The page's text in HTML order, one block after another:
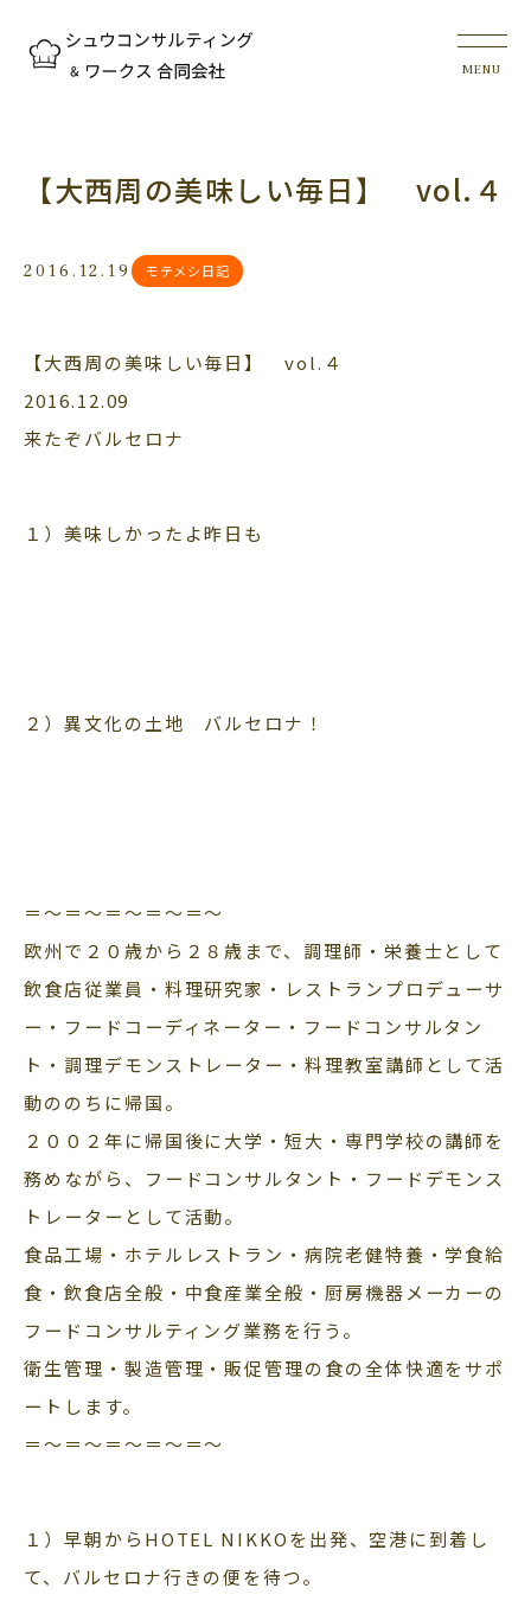
【大西周の美味しい毎日】 vol.４
2016.12.19 モテメシ日記
【大西周の美味しい毎日】 vol.４
2016.12.09
来たぞバルセロナ
１）美味しかったよ昨日も
２）異文化の土地 バルセロナ！
＝〜＝〜＝〜＝〜＝〜
欧州で２０歳から２８歳まで、調理師・栄養士として
飲食店従業員・料理研究家・レストランプロデューサ
ー・フードコーディネーター・フードコンサルタン
ト・調理デモンストレーター・料理教室講師として活
動ののちに帰国。
２００２年に帰国後に大学・短大・専門学校の講師を
務めながら、フードコンサルタント・フードデモンス
トレーターとして活動。
食品工場・ホテルレストラン・病院老健特養・学食給
食・飲食店全般・中食産業全般・厨房機器メーカーの
フードコンサルティング業務を行う。
衛生管理・製造管理・販促管理の食の全体快適をサポ
ートします。
＝〜＝〜＝〜＝〜＝〜
１）早朝からHOTEL NIKKOを出発、空港に到着し
て、バルセロナ行きの便を待つ。